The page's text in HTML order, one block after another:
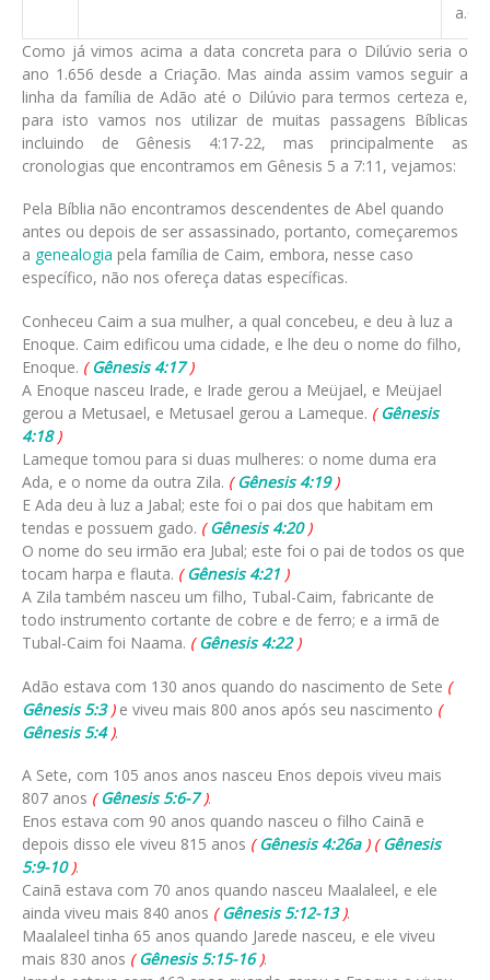
a.C.
Como já vimos acima a data concreta para o Dilúvio seria o
ano 1.656 desde a Criação. Mas ainda assim vamos seguir a
linha da família de Adão até o Dilúvio para termos certeza e,
para isto vamos nos utilizar de muitas passagens Bíblicas
incluindo de Gênesis 4:17-22, mas principalmente as
cronologias que encontramos em Gênesis 5 a 7:11, vejamos:
Pela Bíblia não encontramos descendentes de Abel quando
antes ou depois de ser assassinado, portanto, começaremos
a genealogia pela família de Caim, embora, nesse caso
específico, não nos ofereça datas específicas.
Conheceu Caim a sua mulher, a qual concebeu, e deu à luz a
Enoque. Caim edificou uma cidade, e lhe deu o nome do filho,
Enoque. (Gênesis 4:17)
A Enoque nasceu Irade, e Irade gerou a Meüjael, e Meüjael
gerou a Metusael, e Metusael gerou a Lameque. (Gênesis
4:18)
Lameque tomou para si duas mulheres: o nome duma era
Ada, e o nome da outra Zila. (Gênesis 4:19)
E Ada deu à luz a Jabal; este foi o pai dos que habitam em
tendas e possuem gado. (Gênesis 4:20)
O nome do seu irmão era Jubal; este foi o pai de todos os que
tocam harpa e flauta. (Gênesis 4:21 )
A Zila também nasceu um filho, Tubal-Caim, fabricante de
todo instrumento cortante de cobre e de ferro; e a irmã de
Tubal-Caim foi Naama. (Gênesis 4:22)
Adão estava com 130 anos quando do nascimento de Sete (
Gênesis 5:3)e viveu mais 800 anos após seu nascimento (
Gênesis 5:4).
A Sete, com 105 anos anos nasceu Enos depois viveu mais
807 anos (Gênesis 5:6-7).
Enos estava com 90 anos quando nasceu o filho Cainã e
depois disso ele viveu 815 anos (Gênesis 4:26a) (Gênesis
5:9-10).
Cainã estava com 70 anos quando nasceu Maalaleel, e ele
ainda viveu mais 840 anos (Gênesis 5:12-13).
Maalaleel tinha 65 anos quando Jarede nasceu, e ele viveu
mais 830 anos (Gênesis 5:15-16).